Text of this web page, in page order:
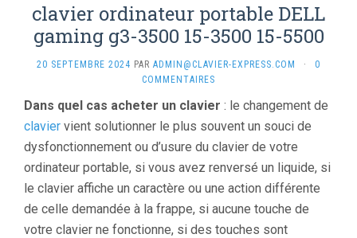
clavier ordinateur portable DELL
gaming g3-3500 15-3500 15-5500
20 SEPTEMBRE 2024 PAR ADMIN@CLAVIER-EXPRESS.COM ·
0
COMMENTAIRES
Dans quel cas acheter un clavier : le changement de
clavier vient solutionner le plus souvent un souci de
dysfonctionnement ou d’usure du clavier de votre
ordinateur portable, si vous avez renversé un liquide, si
le clavier affiche un caractère ou une action différente
de celle demandée à la frappe, si aucune touche de
votre clavier ne fonctionne, si des touches sont